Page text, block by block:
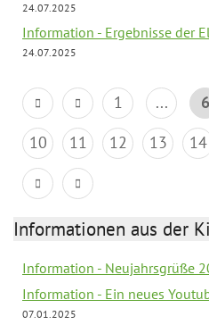
24.07.2025
Information - Ergebnisse der
24.07.2025
1 ... 6
10
11 12 13 14
Informationen aus der
Information - Neujahrsgrüße
Information - Ein neues
07.01.2025